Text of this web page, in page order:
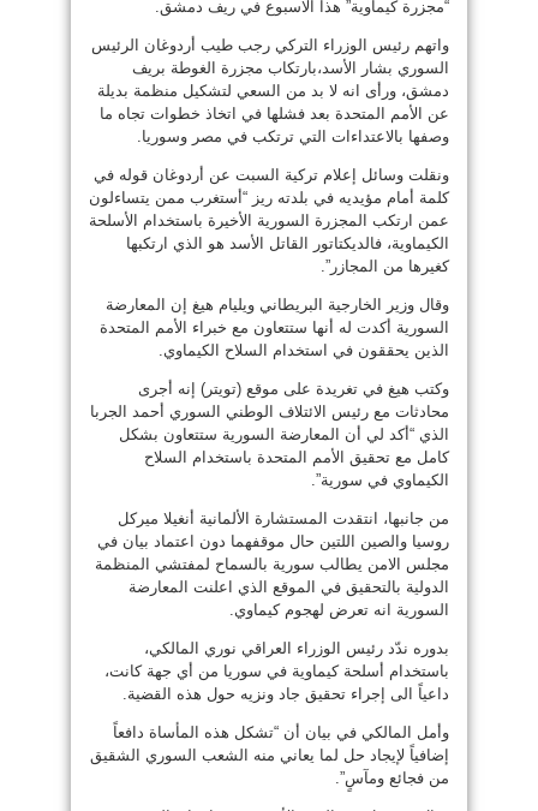
“مجزرة كيماوية” هذا الاسبوع في ريف دمشق.
واتهم رئيس الوزراء التركي رجب طيب أردوغان الرئيس
السوري بشار الأسد،بارتكاب مجزرة الغوطة بريف
دمشق، ورأى انه لا بد من السعي لتشكيل منظمة بديلة
عن الأمم المتحدة بعد فشلها في اتخاذ خطوات تجاه ما
وصفها بالاعتداءات التي ترتكب في مصر وسوريا.
ونقلت وسائل إعلام تركية السبت عن أردوغان قوله في
كلمة أمام مؤيديه في بلدته ريز “أستغرب ممن يتساءلون
عمن ارتكب المجزرة السورية الأخيرة باستخدام الأسلحة
الكيماوية، فالديكتاتور القاتل الأسد هو الذي ارتكبها
كغيرها من المجازر”.
وقال وزير الخارجية البريطاني ويليام هيغ إن المعارضة
السورية أكدت له أنها ستتعاون مع خبراء الأمم المتحدة
الذين يحققون في استخدام السلاح الكيماوي.
وكتب هيغ في تغريدة على موقع (تويتر) إنه أجرى
محادثات مع رئيس الائتلاف الوطني السوري أحمد الجربا
الذي “أكد لي أن المعارضة السورية ستتعاون بشكل
كامل مع تحقيق الأمم المتحدة باستخدام السلاح
الكيماوي في سورية”.
من جانبها، انتقدت المستشارة الألمانية أنغيلا ميركل
روسيا والصين اللتين حال موقفهما دون اعتماد بيان في
مجلس الامن يطالب سورية بالسماح لمفتشي المنظمة
الدولية بالتحقيق في الموقع الذي اعلنت المعارضة
السورية انه تعرض لهجوم كيماوي.
بدوره ندّد رئيس الوزراء العراقي نوري المالكي،
باستخدام أسلحة كيماوية في سوريا من أي جهة كانت،
داعياً الى إجراء تحقيق جاد ونزيه حول هذه القضية.
وأمل المالكي في بيان أن “تشكل هذه المأساة دافعاً
إضافياً لإيجاد حل لما يعاني منه الشعب السوري الشقيق
من فجائع ومآسٍ”.